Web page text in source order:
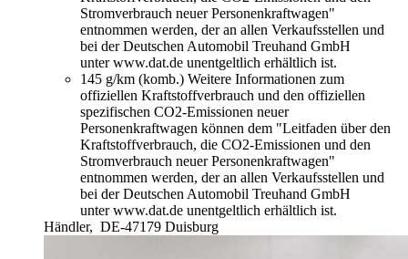
Stromverbrauch neuer Personenkraftwagen"
entnommen werden, der an allen Verkaufsstellen und
bei der Deutschen Automobil Treuhand GmbH
unter www.dat.de unentgeltlich erhältlich ist.
145 g/km (komb.) Weitere Informationen zum
offiziellen Kraftstoffverbrauch und den offiziellen
spezifischen CO2-Emissionen neuer
Personenkraftwagen können dem "Leitfaden über den
Kraftstoffverbrauch, die CO2-Emissionen und den
Stromverbrauch neuer Personenkraftwagen"
entnommen werden, der an allen Verkaufsstellen und
bei der Deutschen Automobil Treuhand GmbH
unter www.dat.de unentgeltlich erhältlich ist.
Händler, DE-47179 Duisburg